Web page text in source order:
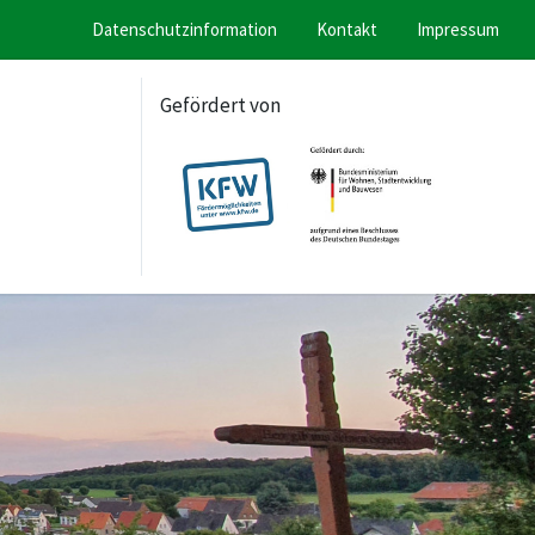
Datenschutzinformation Kontakt Impressum
Gefördert von